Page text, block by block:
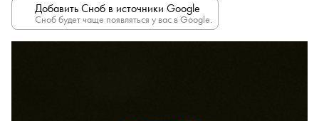
Добавить Сноб в источники Google
Сноб будет чаще появляться у вас в Google.